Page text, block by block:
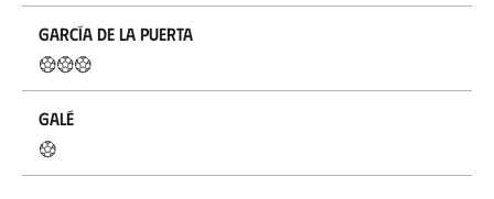
García de la Puerta
Galé